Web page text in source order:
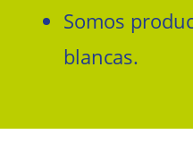
Somos
blancas.